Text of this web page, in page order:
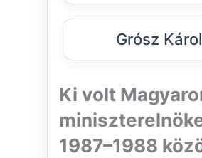
Grósz
Ki volt
1987–1988